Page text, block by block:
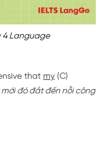
4 Language
that my (C)
mới đó đắt đến nỗi công